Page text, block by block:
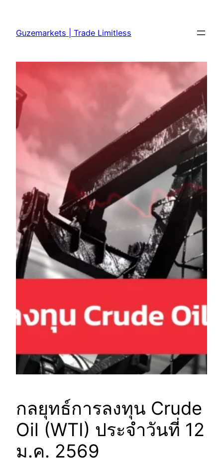
content
Guzemarkets | Trade Limitless
กลยุทธ์การลงทุน Crude
Oil (WTI) ประจำวันที่ 12
ม.ค. 2569